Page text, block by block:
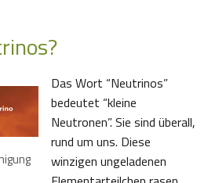
Das Wort “Neutrinos”
bedeutet “kleine
Neutronen”. Sie sind überall,
rund um uns. Diese
winzigen ungeladenen